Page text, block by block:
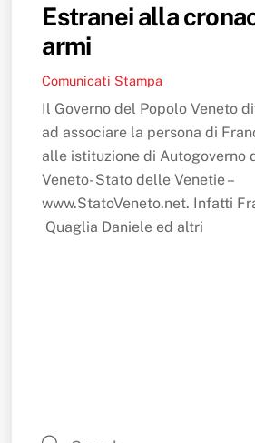
Estranei alla
armi
Comunicati Stampa
Il Governo del Popolo Veneto
ad associare la persona di
alle istituzione di Autogoverno
Veneto- Stato delle Venetie –
www.StatoVeneto.net. Infatti
Quaglia Daniele ed altri